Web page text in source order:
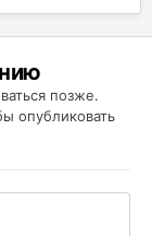
позже.
опубликовать